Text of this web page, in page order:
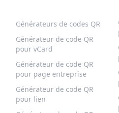
Générateurs de codes QR
Générateur de code QR
pour vCard
Générateur de code QR
pour page entreprise
Générateur de code QR
pour lien